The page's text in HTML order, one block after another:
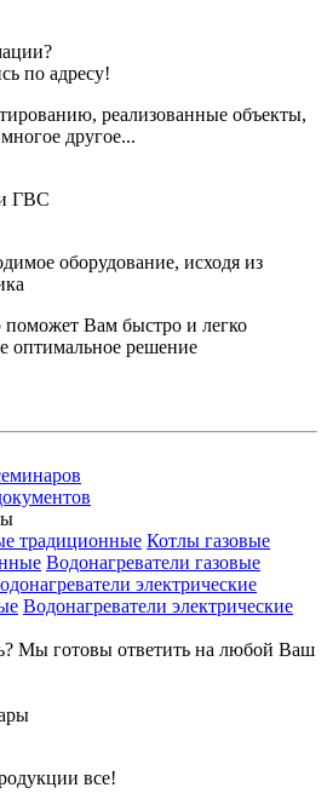
по адресу!
реализованные объекты,
другое...
ГВС
оборудование, исходя из
Вам быстро и легко
оптимальное решение
традиционные Котлы газовые
Водонагреватели газовые
электрические
Водонагреватели электрические
Мы готовы ответить на любой Ваш
все!